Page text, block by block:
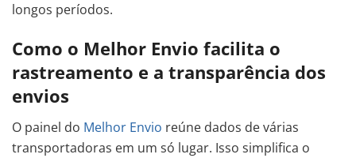
longos períodos.
Como o Melhor Envio facilita o
rastreamento e a transparência dos
envios
O painel do Melhor Envio reúne dados de várias
transportadoras em um só lugar. Isso simplifica o